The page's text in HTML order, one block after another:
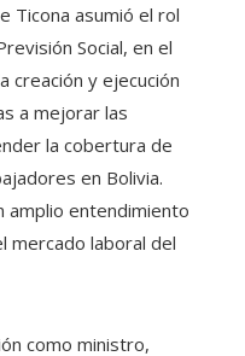
Ticona asumió el rol
Social, en el
creación y ejecución
a mejorar las
la cobertura de
en Bolivia.
amplio entendimiento
mercado laboral del
como ministro,